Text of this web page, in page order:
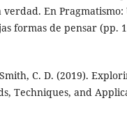
En Pragmatismo:
formas de pensar (pp.
C. D. (2019).
Techniques, and